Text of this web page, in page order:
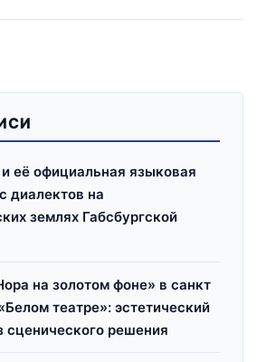
её официальная языковая
диалектов на
землях Габсбургской
на золотом фоне» в санкт
театре»: эстетический
сценического решения